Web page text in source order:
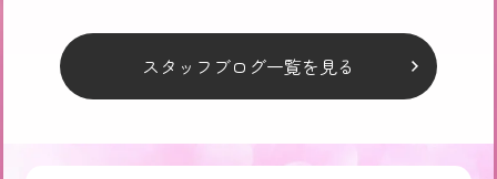
スタッフブログ一覧を見る